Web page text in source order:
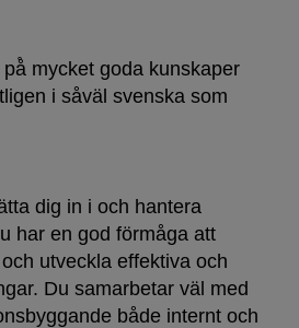
mycket goda kunskaper
i såväl svenska som
dig in i och hantera
har en god förmåga att
utveckla effektiva och
Du samarbetar väl med
både internt och